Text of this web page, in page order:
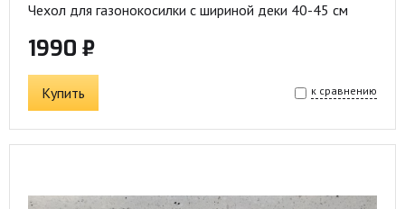
Чехол для газонокосилки с шириной деки 40-45 см
1990 ₽
Купить к сравнению